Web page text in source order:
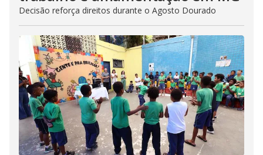
Decisão reforça direitos durante o Agosto Dourado